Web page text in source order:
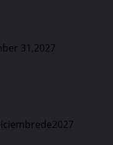
31,2027